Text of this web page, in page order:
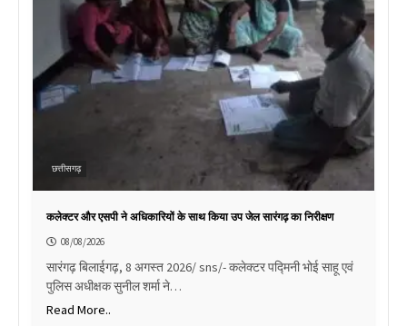
छत्तीसगढ़
कलेक्टर और एसपी ने अधिकारियों के साथ किया उप जेल सारंगढ़ का निरीक्षण
08/08/2026
सारंगढ़ बिलाईगढ़, 8 अगस्त 2026/ sns/- कलेक्टर पद्मिनी भोई साहू एवं
पुलिस अधीक्षक सुनील शर्मा ने…
Read More..